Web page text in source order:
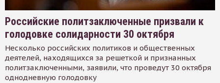
Российские политзаключенные призвали к
голодовке солидарности 30 октября
Несколько российских политиков и общественных
деятелей, находящихся за решеткой и признанных
политзаключенными, заявили, что проведут 30 октября
однодневную голодовку